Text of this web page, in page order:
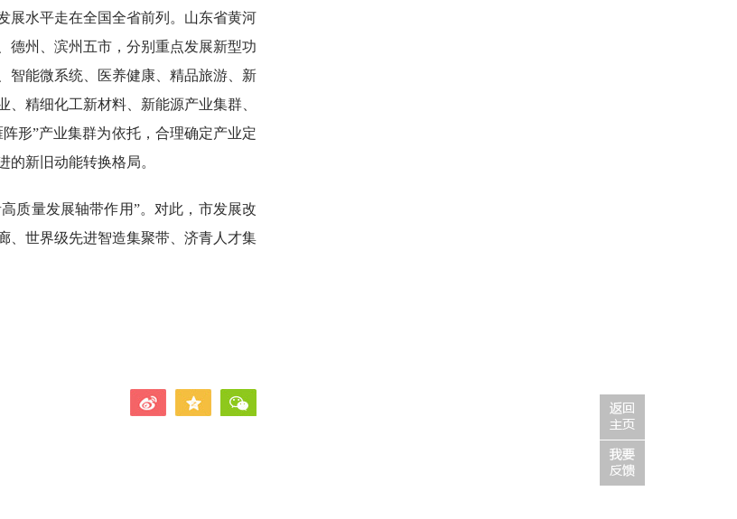
展水平走在全国全省前列。山东省黄河
德州、滨州五市，分别重点发展新型功
智能微系统、医养健康、精品旅游、新
精细化工新材料、新能源产业集群、
形”产业集群为依托，合理确定产业定
新旧动能转换格局。
质量发展轴带作用”。对此，市发展改
、世界级先进智造集聚带、济青人才集